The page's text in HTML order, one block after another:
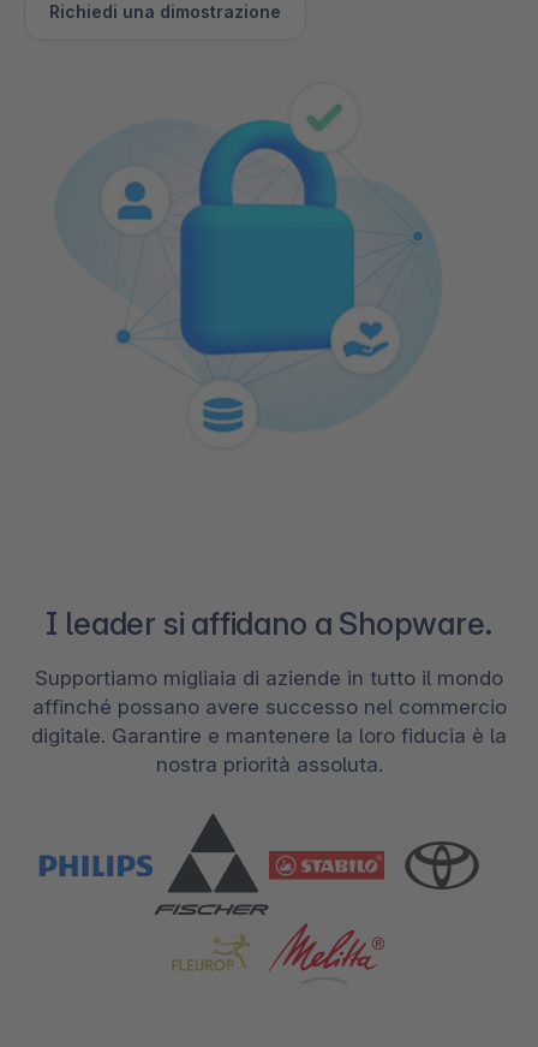
Richiedi una dimostrazione
I leader si affidano a Shopware.
Supportiamo migliaia di aziende in tutto il mondo
affinché possano avere successo nel commercio
digitale. Garantire e mantenere la loro fiducia è la
nostra priorità assoluta.